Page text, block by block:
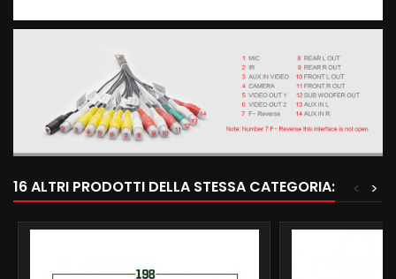
16 ALTRI PRODOTTI DELLA STESSA CATEGORIA: >
<